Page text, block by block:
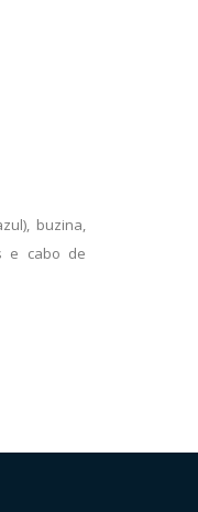
buzina,
e cabo de